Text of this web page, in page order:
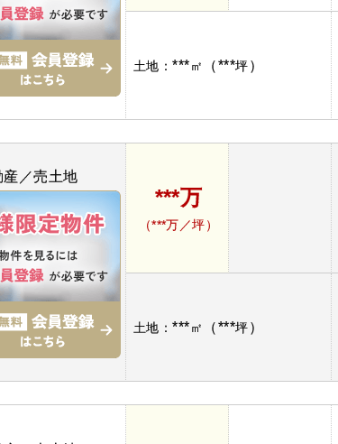
土地：***㎡ （***坪）
産／売土地
***万
（***万／坪）
土地：***㎡ （***坪）